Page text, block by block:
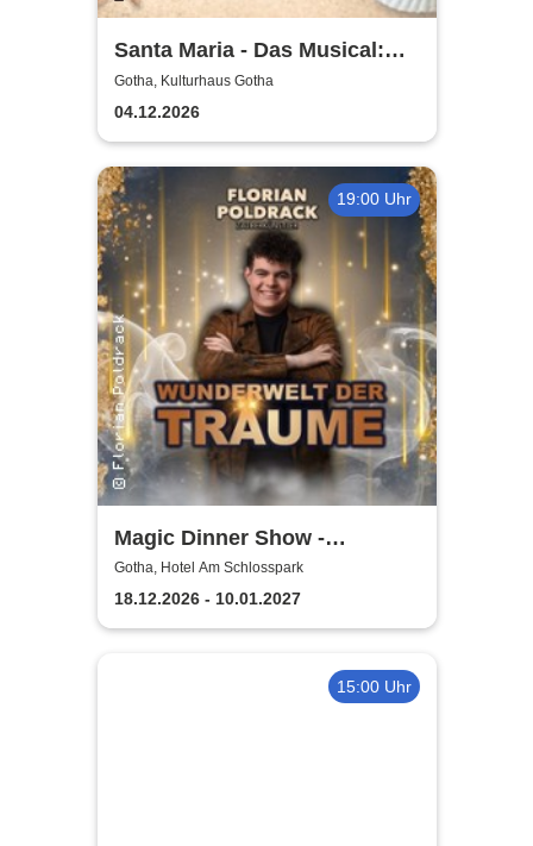
Santa Maria - Das Musical:
Insel wie aus Träumen
geboren
Gotha, Kulturhaus Gotha
04.12.2026
19:00 Uhr
Magic Dinner Show -
WUNDERWELT DER TRÄUME
| Florian Poldrack
Zauberkunst
Gotha, Hotel Am Schlosspark
18.12.2026 - 10.01.2027
15:00 Uhr